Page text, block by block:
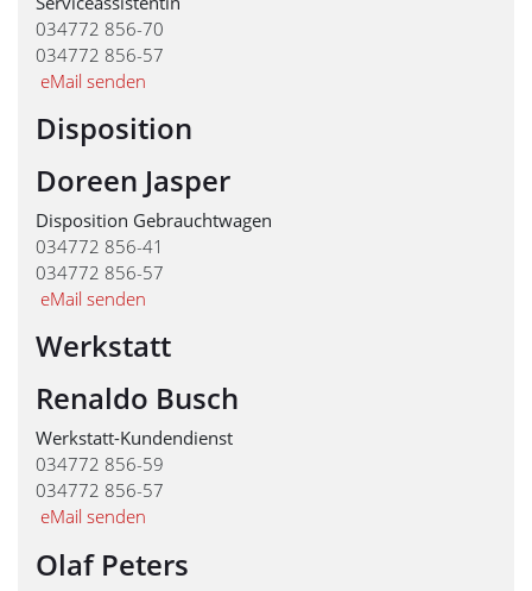
034772 856-70
034772 856-57
eMail senden
Disposition
Doreen Jasper
Disposition Gebrauchtwagen
034772 856-41
034772 856-57
eMail senden
Werkstatt
Renaldo Busch
Werkstatt-Kundendienst
034772 856-59
034772 856-57
eMail senden
Olaf Peters